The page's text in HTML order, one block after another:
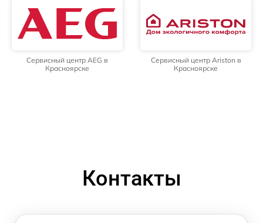
Сервисный центр AEG в
Красноярске
Сервисный центр Ariston в
Красноярске
Контакты